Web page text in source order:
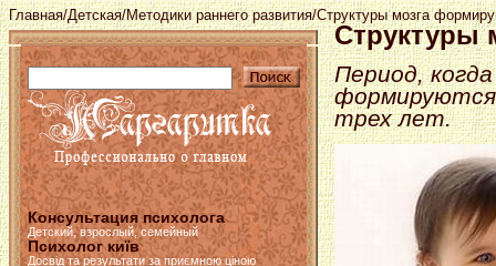
Главная/Детская/Методики раннего развития/Структуры мозга
Консультация психолога
Детский, взрослый, семейный
Психолог київ
Досвід та результати за приємною ціною
Структуры
Период,
формируются
трех лет.